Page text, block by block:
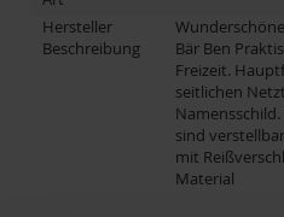
Hersteller
Beschreibung
Bär Ben
Freizeit.
seitlichen
sind
mit
Material